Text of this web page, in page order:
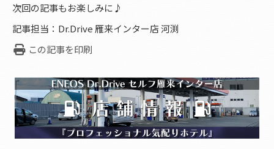
次回の記事もお楽しみに♪
記事担当：Dr.Drive 雁来インター店 河渕
この記事を印刷